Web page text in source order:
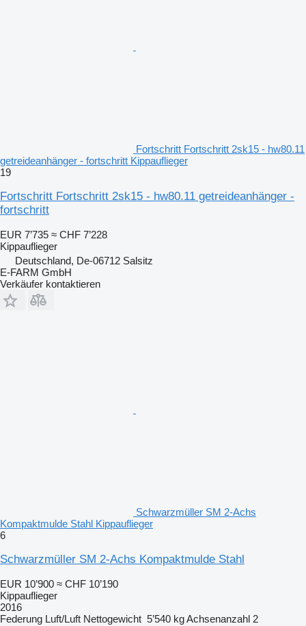
Fortschritt Fortschritt 2sk15 - hw80.11
getreideanhänger - fortschritt Kippauflieger
19
Fortschritt Fortschritt 2sk15 - hw80.11 getreideanhänger -
fortschritt
EUR 7’735 ≈ CHF 7’228
Kippauflieger
Deutschland, De-06712 Salsitz
E-FARM GmbH
Verkäufer kontaktieren
Schwarzmüller SM 2-Achs
Kompaktmulde Stahl Kippauflieger
6
Schwarzmüller SM 2-Achs Kompaktmulde Stahl
EUR 10’900 ≈ CHF 10’190
Kippauflieger
2016
Federung Luft/Luft Nettogewicht 5’540 kgAchsenanzahl 2